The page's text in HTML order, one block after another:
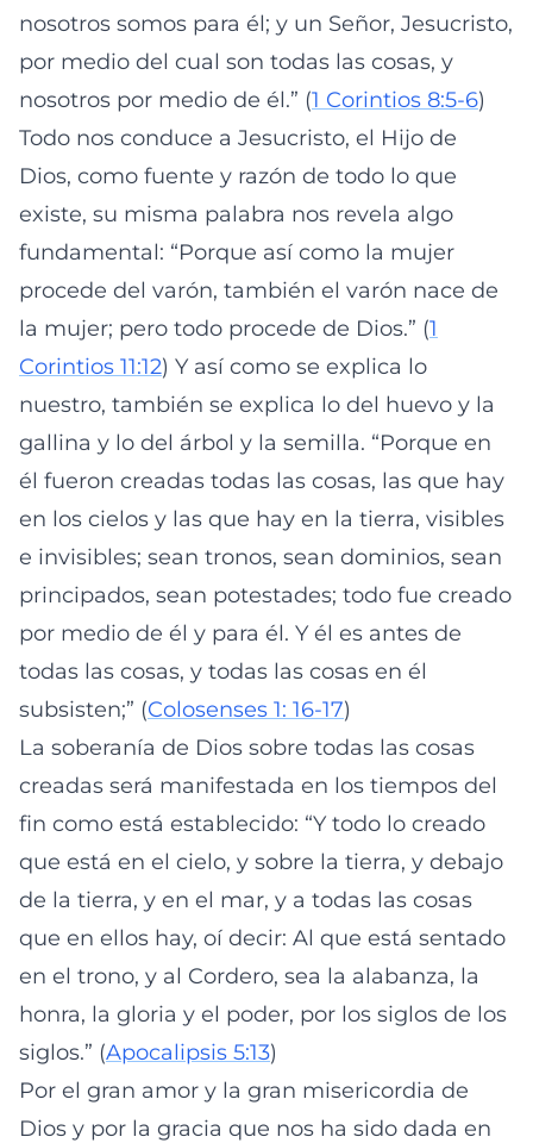
nosotros somos para él; y un Señor, Jesucristo,
por medio del cual son todas las cosas, y
nosotros por medio de él.” (1 Corintios 8:5-6)
Todo nos conduce a Jesucristo, el Hijo de
Dios, como fuente y razón de todo lo que
existe, su misma palabra nos revela algo
fundamental: “Porque así como la mujer
procede del varón, también el varón nace de
la mujer; pero todo procede de Dios.” (1
Corintios 11:12) Y así como se explica lo
nuestro, también se explica lo del huevo y la
gallina y lo del árbol y la semilla. “Porque en
él fueron creadas todas las cosas, las que hay
en los cielos y las que hay en la tierra, visibles
e invisibles; sean tronos, sean dominios, sean
principados, sean potestades; todo fue creado
por medio de él y para él. Y él es antes de
todas las cosas, y todas las cosas en él
subsisten;” (Colosenses 1: 16-17)
La soberanía de Dios sobre todas las cosas
creadas será manifestada en los tiempos del
fin como está establecido: “Y todo lo creado
que está en el cielo, y sobre la tierra, y debajo
de la tierra, y en el mar, y a todas las cosas
que en ellos hay, oí decir: Al que está sentado
en el trono, y al Cordero, sea la alabanza, la
honra, la gloria y el poder, por los siglos de los
siglos.” (Apocalipsis 5:13)
Por el gran amor y la gran misericordia de
Dios y por la gracia que nos ha sido dada en